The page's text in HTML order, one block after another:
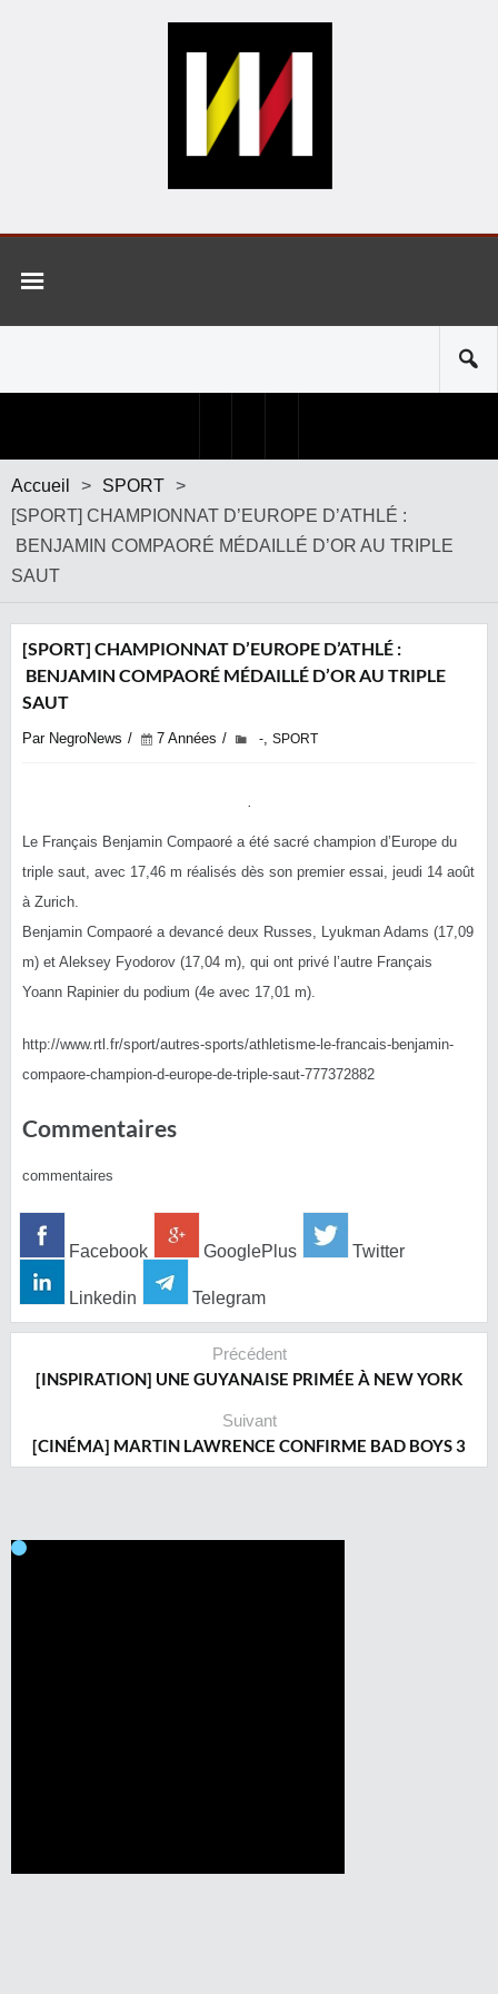
Accueil > SPORT >
[SPORT] CHAMPIONNAT D’EUROPE D’ATHLÉ :
BENJAMIN COMPAORÉ MÉDAILLÉ D’OR AU TRIPLE
SAUT
[SPORT] CHAMPIONNAT D’EUROPE D’ATHLÉ :
BENJAMIN COMPAORÉ MÉDAILLÉ D’OR AU TRIPLE
SAUT
Par NegroNews 7 Années -, SPORT
Le Français Benjamin Compaoré a été sacré champion d’Europe du
triple saut, avec 17,46 m réalisés dès son premier essai, jeudi 14 août
à Zurich.
Benjamin Compaoré a devancé deux Russes, Lyukman Adams (17,09
m) et Aleksey Fyodorov (17,04 m), qui ont privé l’autre Français
Yoann Rapinier du podium (4e avec 17,01 m).
http://www.rtl.fr/sport/autres-sports/athletisme-le-francais-benjamin-
compaore-champion-d-europe-de-triple-saut-777372882
Commentaires
commentaires
Facebook GooglePlus Twitter
Linkedin Telegram
Précédent
[INSPIRATION] UNE GUYANAISE PRIMÉE À NEW YORK
Suivant
[CINÉMA] MARTIN LAWRENCE CONFIRME BAD BOYS 3